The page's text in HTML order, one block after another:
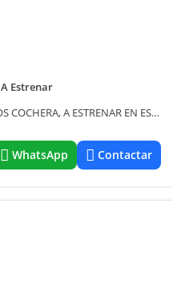
A Estrenar
EXCLUSIVO DUPLEX - 2 DORMITORIOS COCHERA, A ESTRENAR EN ESPERANZA
WhatsApp Contactar